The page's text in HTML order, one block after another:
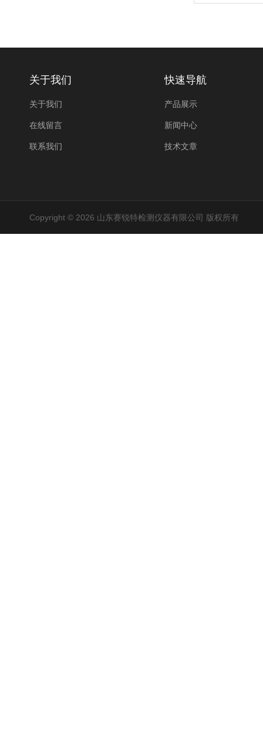
关于我们
关于我们
在线留言
联系我们
快速导航
产品展示
新闻中心
技术文章
Copyright © 2026 山东赛锐特检测仪器有限公司 版权所有